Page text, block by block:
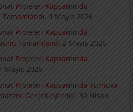
Projeleri Kapsamında
Tamamlandı. 4 Mayıs 2026
Projeleri Kapsamında
Tamamlandı 2 Mayıs 2026
Projeleri Kapsamında
1 Mayıs 2026
Projeleri Kapsamında Turnuva
Gerçekleştirildi. 30 Nisan